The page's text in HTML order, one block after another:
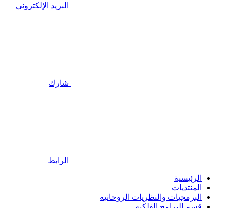
البريد الإلكتروني
شارك
الرابط
الرئيسية
المنتديات
البرمجيات والنظريات الروحانيه